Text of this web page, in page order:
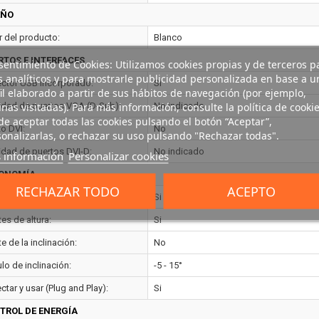
del producto: Blanco
E INTERFACES
USB incorporado: Si
de puertos VGA (D-Sub): No indicado
DVI: No
de puertos DVI-D: No indicado
VESA: Si
de altura: Si
de la inclinación: No
de inclinación: -5 - 15°
y usar (Plug and Play): Si
DE ENERGÍA
de Cookies: Utilizamos cookies propias y de terceros
analíticos y para mostrarle publicidad personalizada en base a
elaborado a partir de sus hábitos de navegación (por ejemplo,
visitadas). Para más información, consulte la política de
aceptar todas las cookies pulsando el botón “Aceptar”,
o rechazar su uso pulsando "Rechazar todas".
información Personalizar cookies
RECHAZAR TODO ACEPTO